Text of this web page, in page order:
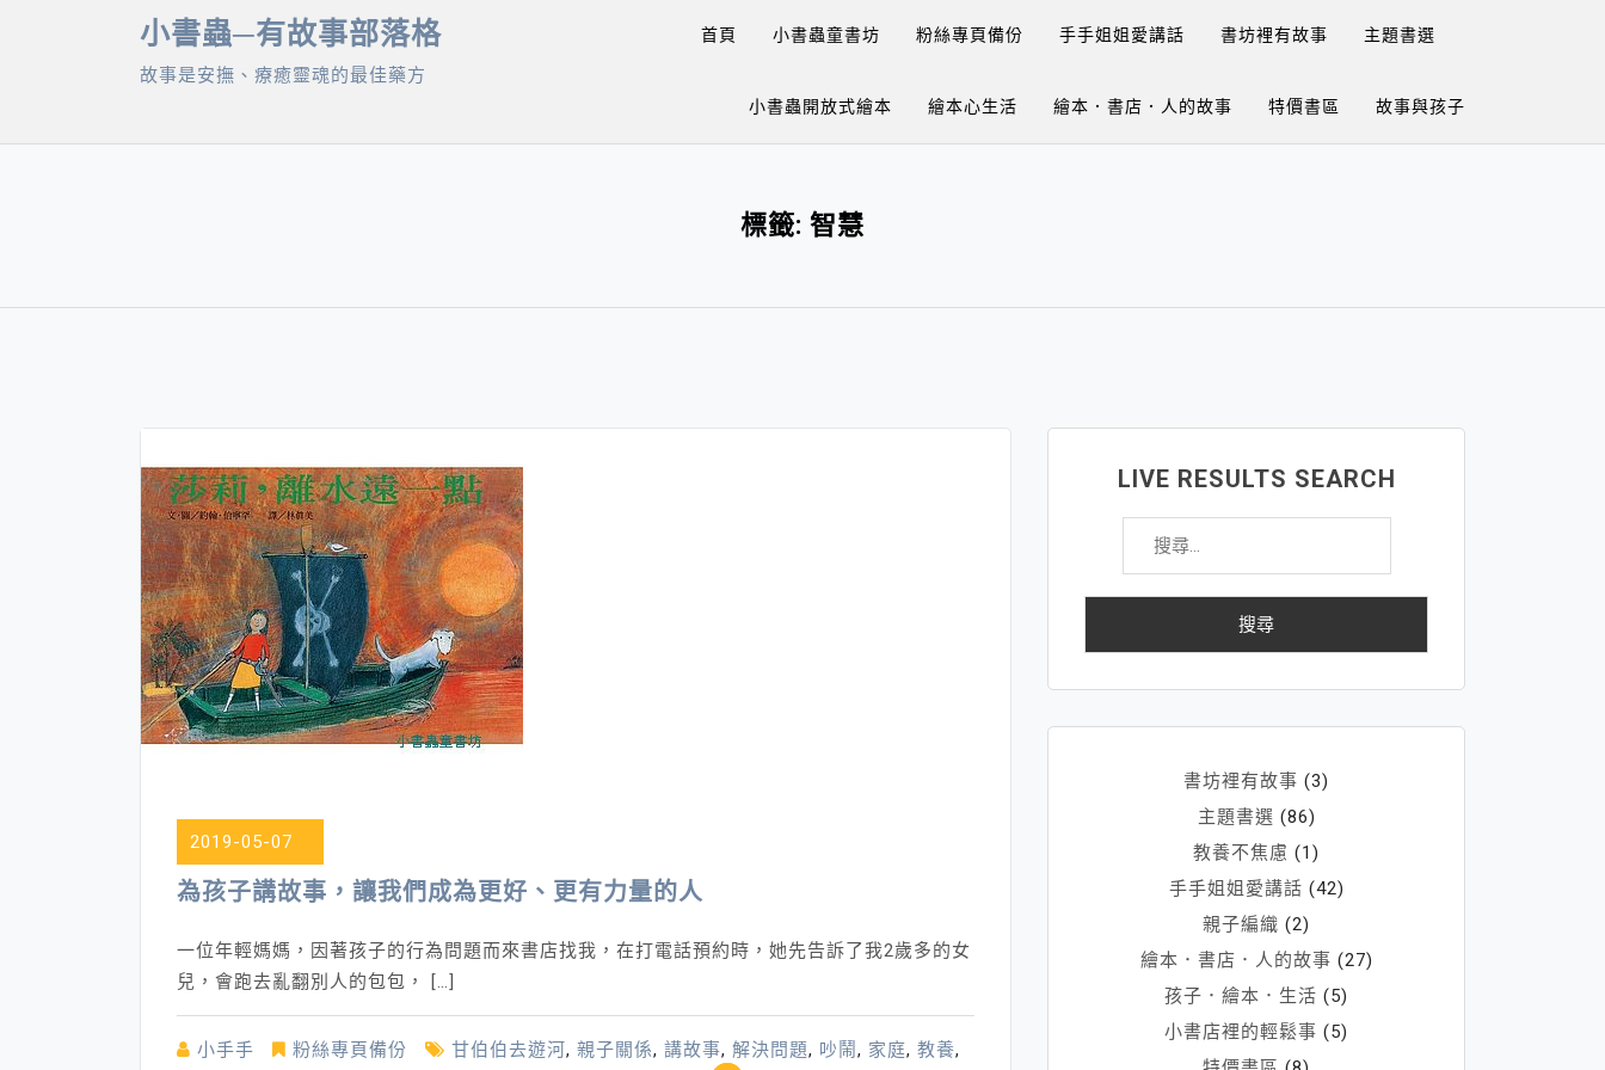
小書蟲─有故事部落格
故事是安撫、療癒靈魂的最佳藥方
首頁 小書蟲童書坊 粉絲專頁備份 手手姐姐愛講話 書坊裡有故事 主題書選
小書蟲開放式繪本 繪本心生活 繪本．書店．人的故事 特價書區 故事與孩子
標籤: 智慧
2019-05-07
為孩子講故事，讓我們成為更好、更有力量的人
一位年輕媽媽，因著孩子的行為問題而來書店找我，在打電話預約時，她先告訴了我2歲多的女
兒，會跑去亂翻別人的包包， […]
小手手 粉絲專頁備份 甘伯伯去遊河, 親子關係, 講故事, 解決問題, 吵鬧 , 家庭, 教養,
LIVE RESULTS SEARCH
搜
關
書坊裡有故事 (3)
主題書選 (86)
教養不焦慮 (1)
手手姐姐愛講話 (42)
親子編織 (2)
繪本．書店．人的故事 (27)
孩子．繪本．生活 (5)
小書店裡的輕鬆事 (5)